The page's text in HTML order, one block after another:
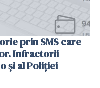
prin SMS care
Infractorii
și al Poliției